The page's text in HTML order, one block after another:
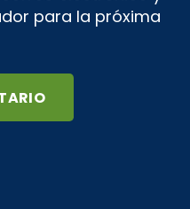
para la próxima